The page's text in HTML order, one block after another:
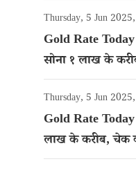
Thursday, 5 Jun
Gold Rate
सोना १ लाख के
गोल्ड का रेट
Thursday, 5 Jun
Gold Rate
लाख के करीब, चेक
का रेट